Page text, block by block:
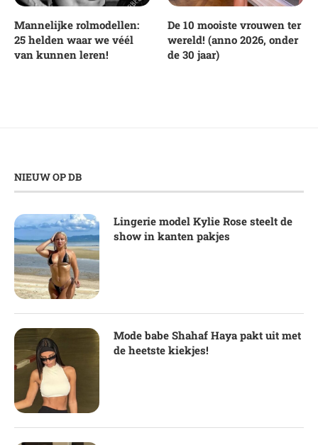
Mannelijke rolmodellen:
25 helden waar we véél
van kunnen leren!
De 10 mooiste vrouwen ter
wereld! (anno 2026, onder
de 30 jaar)
NIEUW OP DB
Lingerie model Kylie Rose steelt de
show in kanten pakjes
Mode babe Shahaf Haya pakt uit met
de heetste kiekjes!